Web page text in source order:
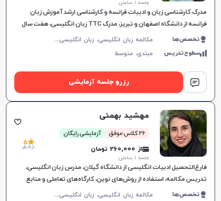
جلسه ۱ ساعتی
مدرک کارشناسی زبان و ادبیات فرانسه و کارشناسی ارشد آموزش زبان
فرانسه از دانشگاه اصفهان و تبریز، مدرک TTC زبان انگلیسی، هفت سال
تدریس زبان انگلیسی و چهار سال تدریس زبان فرانسه، تجربیات تد
تخصص‌ها م
کالمه زبان انگلیسی، زبان انگلیسی عمومی، گرامر زبان انگلیسی، زبان انگلیسی تجاری، زبان انگلیسی بریتیش، زبان انگلیسی آمریکایی، زبان انگلیسی کانادایی، زبان انگلیسی استرالیایی، زبان انگلیسی کنکور سراسری، زبان انگلیسی کنکور کاردانی، زبان انگلیسی کنکور ارشد، زبان انگلیسی کنکور دکتری، زبان انگلیسی هفتم دبیرستان، زبان انگلیسی هشتم دبیرستان، زبان انگلیسی نهم دبیرستان، زبان انگلیسی دهم دبیرستان، زبان انگلیسی یازدهم دبیرستان، زبان انگلیسی دوازدهم دبیرستان، زبان انگلیسی کودکان، آیلتس، تافل
سطوح‌تدریس مبتدی، متوسط
رزرو جلسه آزمایشی
مهشید بهمئی
26 کلاس موفق آزمایشی رایگان
از 260,000 تومان
جلسه ۱ ساعتی
5
از 5 نظر
فارغ‌التحصیل ادبیات انگلیسی از دانشگاه گیلان، مدرس زبان انگلیسی،
تدریس مکالمه، استفاده از روش‌های نوین، کارگاه‌های تعاملی و منابع
به‌روز، ارتقاء کاربردی زبان در موقعیت‌های واقعی.
تخصص‌ها م
کالمه زبان انگلیسی، زبان انگلیسی عمومی، گرامر زبان انگلیسی، زبان انگلیسی آمریکایی، زبان انگلیسی هفتم دبیرستان، زبان انگلیسی هشتم دبیرستان، زبان انگلیسی نهم دبیرستان، زبان انگلیسی دهم دبیرستان، زبان انگلیسی یازدهم دبیرستان، زبان انگلیسی دوازدهم دبیرستان، زبان انگلیسی کودکان